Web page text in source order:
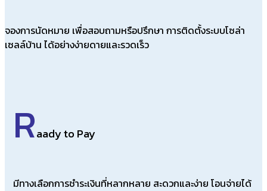
จองการนัดหมาย เพื่อสอบถามหรือปรึกษา การติดตั้งระบบโซล่า
เซลล์บ้าน ได้อย่างง่ายดายและรวดเร็ว
Raady to Pay
มีทางเลือกการชำระเงินที่หลากหลาย สะดวกและง่าย โอนจ่ายได้